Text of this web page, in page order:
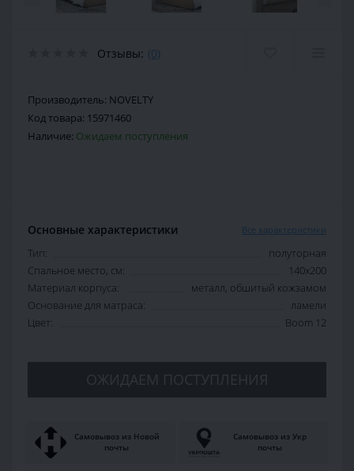
Отзывы: (0)
Производитель: NOVELTY
Код товара: 15971460
Наличие: Ожидаем поступления
Основные характеристики Все характеристики
Тип:
полуторная
Спальное место, см:
140х200
Материал корпуса:
металл, обшитый кожзамом
Основание для матраса:
ламели
Цвет:
Boom 12
ОЖИДАЕМ ПОСТУПЛЕНИЯ
Самовывоз из Новой
почты
Самовывоз из Укр
почты